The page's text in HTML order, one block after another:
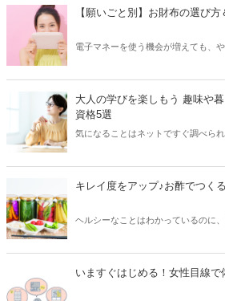
のひとつと言っていいでしょう。今
ドについて、お相手に安心して喜ん
【願いごと別】お財布の選び
電子マネーを使う機会が増えても、
れたら、運気が高まりやすいタイミ
ね。今回は、お財布を使い始めるの
ごと別の開運カラー7色+αを紹介しま
大人の学びを楽しもう 趣味や
資格5選
気になることはネットですぐ調べら
資格・おすすめの資格をご紹介します
キレイ度をアップ♪お酢でつく
ヘルシーなことはわかっているのに
しい保存食を作ってみましょう♪
いますぐはじめる！女性目線で